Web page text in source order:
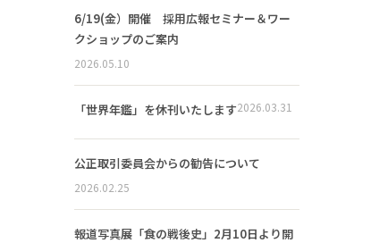
6/19(金）開催 採用広報セミナー＆ワー
クショップのご案内
2026.05.10
「世界年鑑」を休刊いたします2026.03.31
公正取引委員会からの勧告について
2026.02.25
報道写真展「食の戦後史」2月10日より開